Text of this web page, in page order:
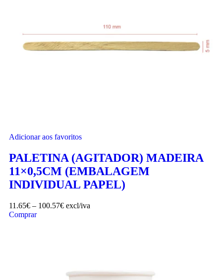
Adicionar aos favoritos
PALETINA (AGITADOR) MADEIRA
11×0,5CM (EMBALAGEM
INDIVIDUAL PAPEL)
11.65€ – 100.57€ excl/iva
Comprar